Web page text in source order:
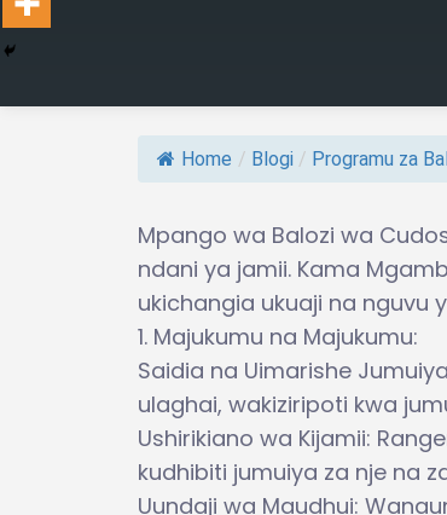
Home / Blogi / Programu za
Mpango wa Balozi wa
ndani ya jamii. Kama
ukichangia ukuaji na nguvu
1. Majukumu na Majukumu:
Saidia na Uimarishe
ulaghai, wakiziripoti kwa
Ushirikiano wa Kijamii:
kudhibiti jumuiya za nje na
Uundaji wa Maudhui: